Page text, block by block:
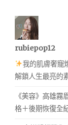
rubiepop12
我的肌膚奢寵
解鎖人生最亮的
《美容》高雄
格＋後期恢復全